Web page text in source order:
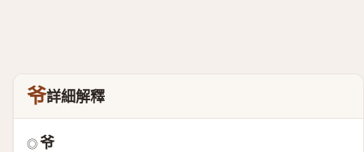
爷詳細解釋
◎ 爷